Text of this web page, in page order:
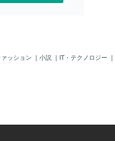
ッション ｜ 小説 ｜ IT・テクノロジー ｜